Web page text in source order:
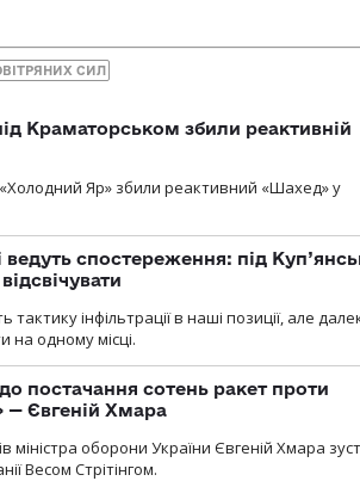
СИЛ
Краматорськом збили реактивній
«Холодний Яр» збили реактивний «Шахед» у
спостереження: під
інфільтрації в наші позиції, але
на одному місці.
постачання сотень ракет проти
— Євгеній Хмара
оборони України Євгеній Хмара
Весом Стрітінгом.